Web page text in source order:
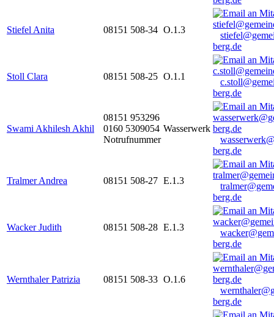
Stiefel Anita 08151 508-34 O.1.3
berg.de
Stoll Clara 08151 508-25 O.1.1
berg.de
Swami Akhilesh Akhil
08151 953296
0160 5309054
Notrufnummer
Wasserwerk
berg.de
Tralmer Andrea 08151 508-27 E.1.3
berg.de
Wacker Judith 08151 508-28 E.1.3
berg.de
Wernthaler Patrizia 08151 508-33 O.1.6
berg.de